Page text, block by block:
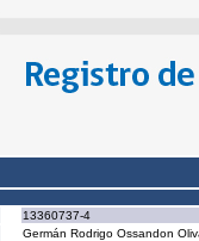
13360737-4
Germán Rodrigo Ossandon